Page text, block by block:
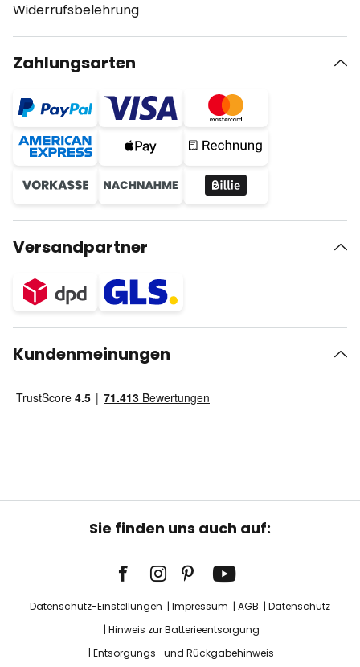
Widerrufsbelehrung
Zahlungsarten
Versandpartner
Kundenmeinungen
Sie finden uns auch auf:
Datenschutz-Einstellungen Impressum AGB
Datenschutz
Hinweis zur Batterieentsorgung
Entsorgungs- und Rückgabehinweis